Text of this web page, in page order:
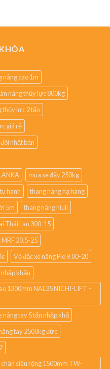
nâng cao 1m
nâng thủy lực 800kg
thủy lực 2 tấn
giá rẻ
nhật bản
mua xe đẩy 250kg
hanh
thang nâng hạ hàng
5m
thang nâng niuli
Thái Lan 300-15
MRF 20.5-25
Vỏ đặc xe nâng Pio 9.00-20
khẩu
1300mm NAL35 NICHI-LIFT –
nâng tay 5 tấn nhập khẩ
tay 2500kg đức
siêu rộng 1500mm TW-